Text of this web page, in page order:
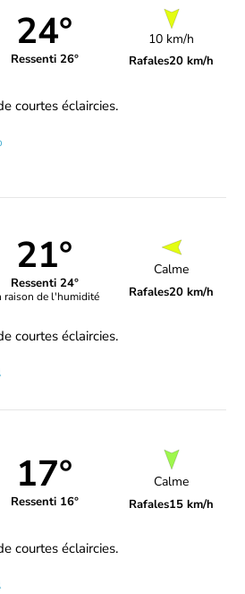
24°
Ressenti 26°
10 km/h
Rafales20 km/h
courtes éclaircies.
21°
Ressenti 24°
raison de l'humidité
Calme
Rafales20 km/h
courtes éclaircies.
17°
Ressenti 16°
Calme
Rafales15 km/h
courtes éclaircies.